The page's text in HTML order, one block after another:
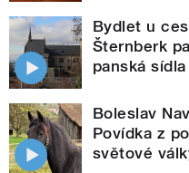
Bydlet u
Šternberk
panská
Boleslav
Povídka z
světové